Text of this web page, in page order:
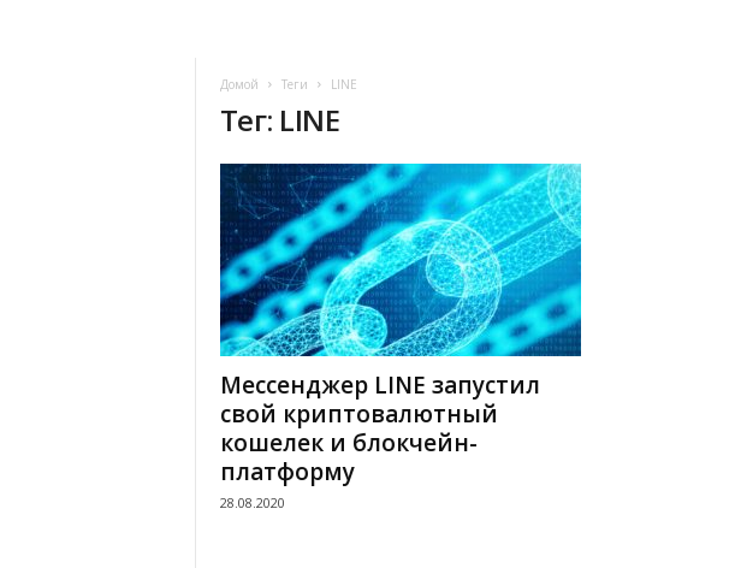
Домой Теги LINE
Тег: LINE
Мессенджер LINE запустил
свой криптовалютный
кошелек и блокчейн-
платформу
28.08.2020